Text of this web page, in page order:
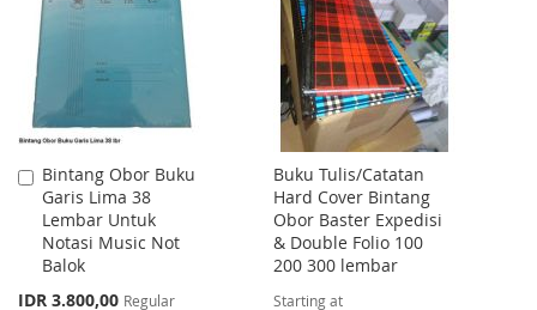
LIST
Bintang Obor Buku
Garis Lima 38
Lembar Untuk
Notasi Music Not
Balok
Special
IDR 3.800,00 Regular
Add
to
Cart
Buku Tulis/Catatan
Hard Cover Bintang
Obor Baster Expedisi
& Double Folio 100
200 300 lembar
Starting at